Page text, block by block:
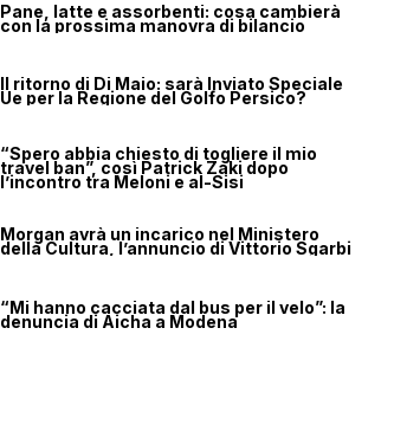
Pane, latte e assorbenti: cosa cambierà
con la prossima manovra di bilancio
Il ritorno di Di Maio: sarà Inviato Speciale
Ue per la Regione del Golfo Persico?
“Spero abbia chiesto di togliere il mio
travel ban”, così Patrick Zaki dopo
l’incontro tra Meloni e al-Sisi
Morgan avrà un incarico nel Ministero
della Cultura, l’annuncio di Vittorio Sgarbi
“Mi hanno cacciata dal bus per il velo”: la
denuncia di Aicha a Modena